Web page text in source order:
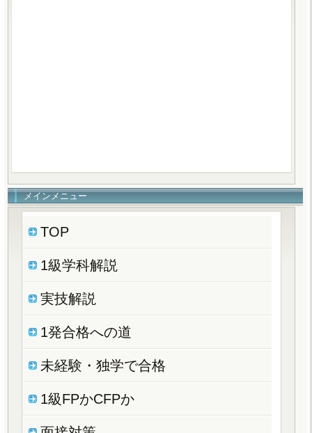
メインメニュー
TOP
1級学科解説
実技解説
1発合格への道
未経験・独学で合格
1級FPかCFPか